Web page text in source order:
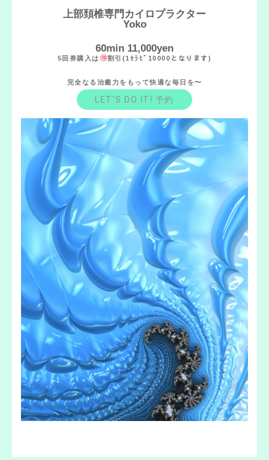
上部頚椎専門カイロプラクター
Yoko
60min 11,000yen
5回券購入は 割引(1ｾﾗﾋﾟ10000となります)
完全なる治癒力をもって快適な毎日を〜
LET'S DO IT! 予約